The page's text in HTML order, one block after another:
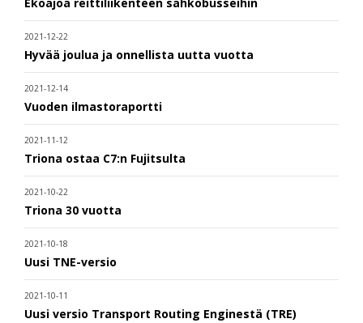
Ekoajoa reittiliikenteen sähköbusseihin
2021-12-22
Hyvää joulua ja onnellista uutta vuotta
2021-12-14
Vuoden ilmastoraportti
2021-11-12
Triona ostaa C7:n Fujitsulta
2021-10-22
Triona 30 vuotta
2021-10-18
Uusi TNE-versio
2021-10-11
Uusi versio Transport Routing Enginestä (TRE)